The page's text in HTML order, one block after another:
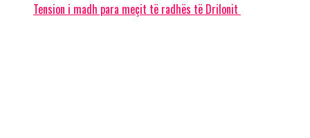
Tension i madh para meçit të radhës të Drilonit